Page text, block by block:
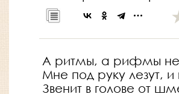
А ритмы, а рифмы
Мне под руку лезут, и
Звенит в голове от